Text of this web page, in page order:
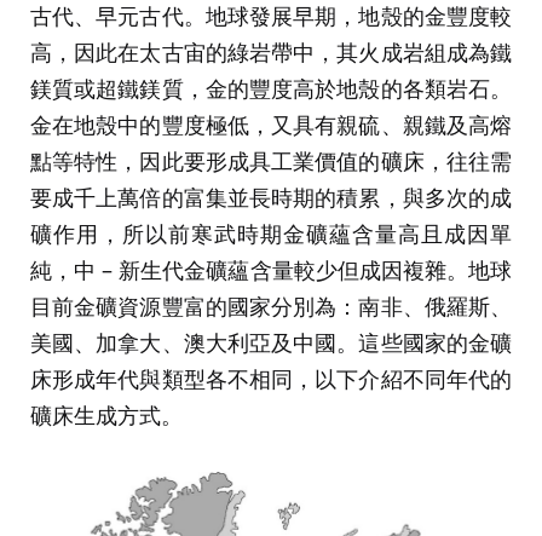
古代、早元古代。地球發展早期，地殼的金豐度較
高，因此在太古宙的綠岩帶中，其火成岩組成為鐵
鎂質或超鐵鎂質，金的豐度高於地殼的各類岩石。
金在地殼中的豐度極低，又具有親硫、親鐵及高熔
點等特性，因此要形成具工業價值的礦床，往往需
要成千上萬倍的富集並長時期的積累，與多次的成
礦作用，所以前寒武時期金礦蘊含量高且成因單
純，中 – 新生代金礦蘊含量較少但成因複雜。地球
目前金礦資源豐富的國家分別為：南非、俄羅斯、
美國、加拿大、澳大利亞及中國。這些國家的金礦
床形成年代與類型各不相同，以下介紹不同年代的
礦床生成方式。